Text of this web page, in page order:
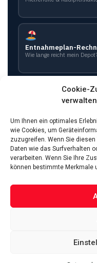
Cookie-
verwalten
Um Ihnen ein optimales
wie Cookies, um
zuzugreifen. Wenn Sie
Daten wie das Surfverhalten
verarbeiten. Wenn Sie Ihre
können bestimmte Merkmale
Entnahmeplan-
Wie lange reicht mein
PayPal Gebühren
berechnen
Das Vermögen von